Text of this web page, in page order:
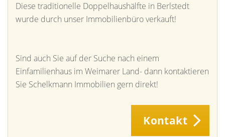
Diese traditionelle Doppelhaushälfte in Berlstedt
wurde durch unser Immobilienbüro verkauft!
Sind auch Sie auf der Suche nach einem
Einfamilienhaus im Weimarer Land- dann kontaktieren
Sie Schelkmann Immobilien gern direkt!
Kontakt